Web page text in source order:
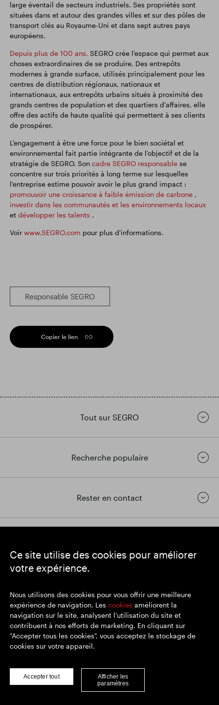
Ce site utilise des cookies pour améliorer
votre expérience.
Nous utilisons des cookies pour vous offrir une meilleure
expérience de navigation. Les cookies améliorent la
navigation sur le site, analysent l'utilisation du site et
contribuent à nos efforts de marketing. En cliquant sur
"Accepter tous les cookies", vous acceptez le stockage de
cookies sur votre appareil.
Accepter tout
Afficher les
paramètres
large éventail de secteurs industriels. Ses propriétés sont
situées dans et autour des grandes villes et sur des pôles de
transport clés au Royaume-Uni et dans sept autres pays
européens.
Depuis plus de 100 ans, SEGRO crée l'espace qui permet aux
choses extraordinaires de se produire. Des entrepôts
modernes à grande surface, utilisés principalement pour les
centres de distribution régionaux, nationaux et
internationaux, aux entrepôts urbains situés à proximité des
grands centres de population et des quartiers d'affaires, elle
offre des actifs de haute qualité qui permettent à ses clients
de prospérer.
L'engagement à être une force pour le bien sociétal et
environnemental fait partie intégrante de l'objectif et de la
stratégie de SEGRO. Son cadre SEGRO responsable se
concentre sur trois priorités à long terme sur lesquelles
l'entreprise estime pouvoir avoir le plus grand impact :
promouvoir une croissance à faible émission de carbone ,
investir dans les communautés et les environnements locaux
et développer les talents .
Voir www.SEGRO.com pour plus d'informations.
Responsable SEGRO
Copier le lien
Tout sur SEGRO
Recherche populaire
Rester en contact
SEGRO
Siège social : 1 New Burlington Place, Londres W1S 2HR
Lieu d'immatriculation : Angleterre et Pays de Galles
© SEGRO 2022
Clause de non-responsabilité
Politique de cookies